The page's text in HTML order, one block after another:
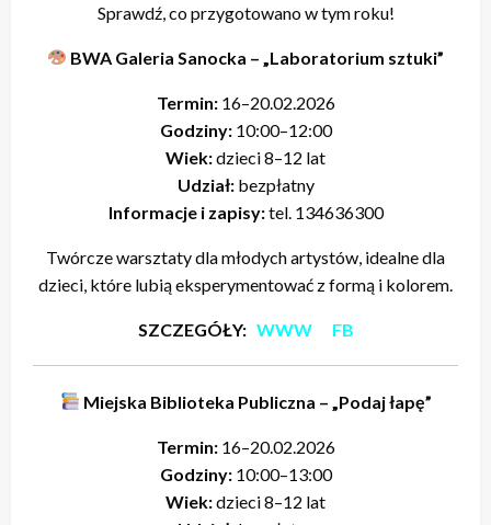
Sprawdź, co przygotowano w tym roku!
BWA Galeria Sanocka – „Laboratorium sztuki”
Termin:16–20.02.2026
Godziny:10:00–12:00
Wiek:dzieci 8–12 lat
Udział:bezpłatny
Informacje i zapisy:tel. 134636300
Twórcze warsztaty dla młodych artystów, idealne dla
dzieci, które lubią eksperymentować z formą i kolorem.
SZCZEGÓŁY: WWW FB
Miejska Biblioteka Publiczna – „Podaj łapę”
Termin:16–20.02.2026
Godziny:10:00–13:00
Wiek:dzieci 8–12 lat